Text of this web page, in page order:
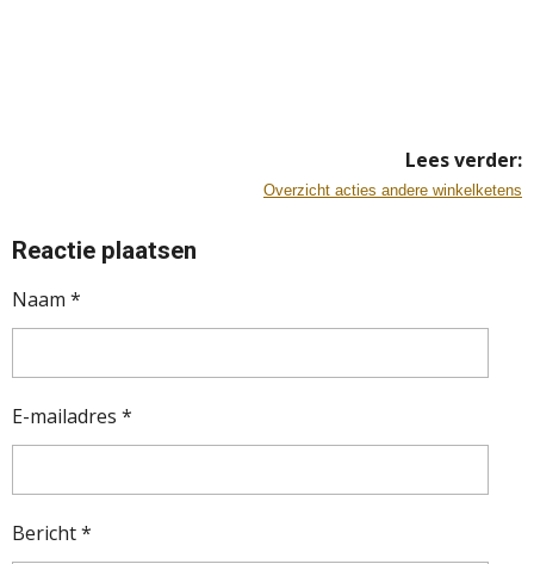
Lees verder:
Overzicht acties andere winkelketens
Reactie plaatsen
Naam *
E-mailadres *
Bericht *